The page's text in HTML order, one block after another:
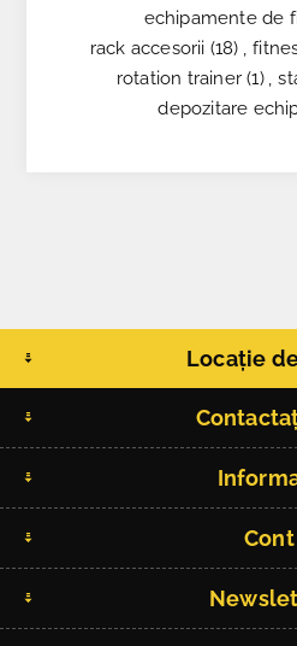
echipamente de
rack accesorii (18) ,
rotation trainer (1) ,
depozitare
Locație
Cont